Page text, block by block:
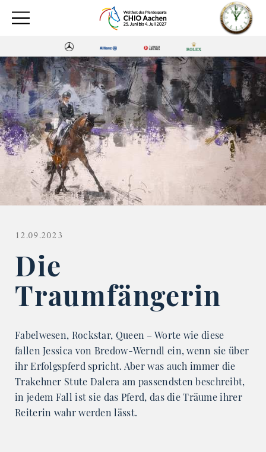
12.09.2023
Die
Traumfängerin
Fabelwesen, Rockstar, Queen – Worte wie diese
fallen Jessica von Bredow-Werndl ein, wenn sie über
ihr Erfolgspferd spricht. Aber was auch immer die
Trakehner Stute Dalera am passendsten beschreibt,
in jedem Fall ist sie das Pferd, das die Träume ihrer
Reiterin wahr werden lässt.